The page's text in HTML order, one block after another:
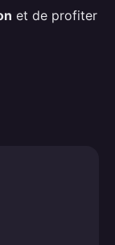
et de profiter